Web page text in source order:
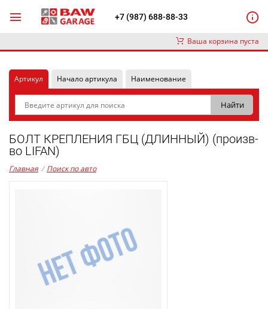
+7 (987) 688-88-33
Ваша корзина пуста
Артикул Начало артикула Наименование
БОЛТ КРЕПЛЕНИЯ ГБЦ (ДЛИННЫЙ) (произв-
во LIFAN)
Главная / Поиск по авто